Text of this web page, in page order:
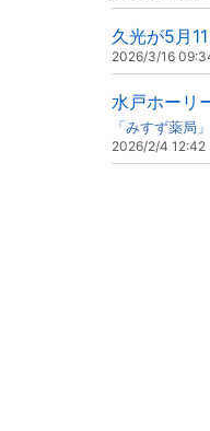
久光が5月
2026/3/16
水戸ホーリ
「みすず薬局
2026/2/4 12:42